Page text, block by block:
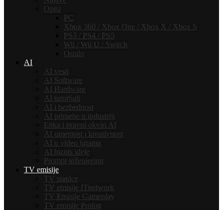
Opisi
PC
Xbox 360 / Xbox One / Xbox X / Xbox S
PS3 / PS4 / PS5
Wii / Wii U / Switch
Ostalo
AI
AI vesti
AI Software
AI Hardware
AI tutorijali
AI i bezbednost
AI primene u industriji
Etika i pravni okviri AI
AI umetnost i kreativnost
AI u video igrama
AI biznis ideje
Prompt inženjering
TV emisije
TV stanice
TV emisije ITnetwork
TV Emisije Gameplay
TV emisije Prolog